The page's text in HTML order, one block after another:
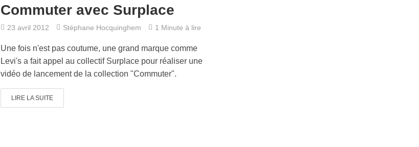
Commuter avec Surplace
23 avril 2012 Stéphane Hocquinghem 1 Minute à lire
Une fois n'est pas coutume, une grand marque comme
Levi's a fait appel au collectif Surplace pour réaliser une
vidéo de lancement de la collection "Commuter".
LIRE LA SUITE